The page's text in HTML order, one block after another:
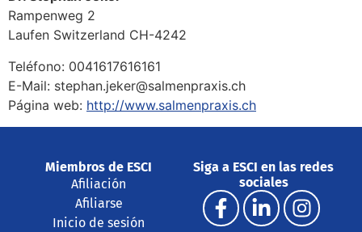
Rampenweg 2
Laufen Switzerland CH-4242
Teléfono: 0041617616161
E-Mail: stephan.jeker@salmenpraxis.ch
Página web: http://www.salmenpraxis.ch
Miembros de ESCI
Afiliación
Afiliarse
Inicio de sesión
Siga a ESCI en las redes
sociales